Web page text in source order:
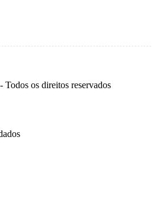
os direitos reservados